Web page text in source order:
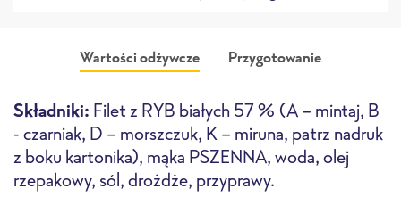
Wartości odżywcze Przygotowanie
Składniki: Filet z RYB białych 57 % (A - mintaj, B
- czarniak, D - morszczuk, K - miruna, patrz nadruk
z boku kartonika), mąka PSZENNA, woda, olej
rzepakowy, sól, drożdże, przyprawy.